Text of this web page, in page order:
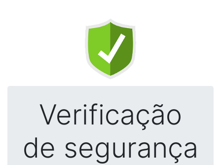
Verificação
de segurança